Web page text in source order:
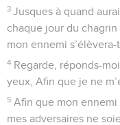
3 Jusques à quand
chaque jour du
mon ennemi
4 Regarde, réponds-
yeux, Afin que je ne
5 Afin que mon ennemi
mes adversaires ne